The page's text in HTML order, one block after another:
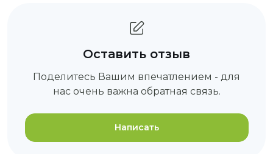
Оставить отзыв
Поделитесь Вашим впечатлением - для
нас очень важна обратная связь.
Написать